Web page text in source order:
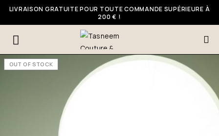
LIVRAISON GRATUITE POUR TOUTE COMMANDE SUPÉRIEURE À
200 € !
OUT OF STOCK